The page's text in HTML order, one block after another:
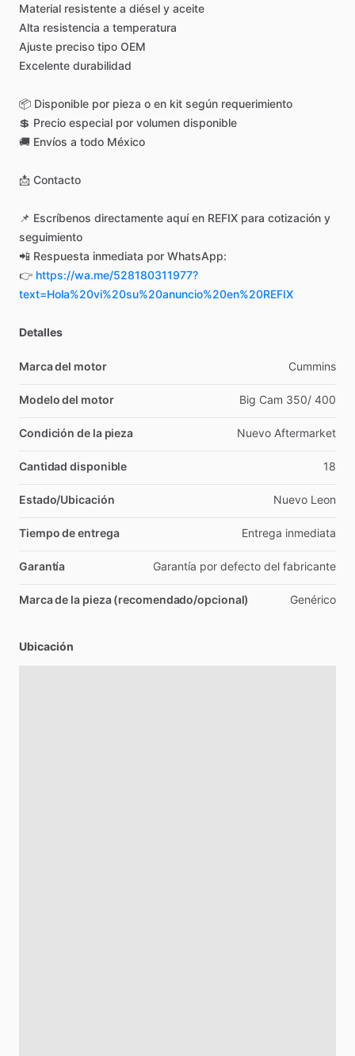
Material resistente a diésel y aceite
Alta resistencia a temperatura
Ajuste preciso tipo OEM
Excelente durabilidad
📦 Disponible por pieza o en kit según requerimiento
💲 Precio especial por volumen disponible
🚚 Envíos a todo México
📩 Contacto
📌 Escríbenos directamente aquí en REFIX para cotización y
seguimiento
📲 Respuesta inmediata por WhatsApp:
👉 https://wa.me/528180311977?
text=Hola%20vi%20su%20anuncio%20en%20REFIX
Detalles
Marca del motor Cummins
Modelo del motor Big Cam 350​/​ 400
Condición de la pieza Nuevo Aftermarket
Cantidad disponible 18
Estado/Ubicación Nuevo Leon
Tiempo de entrega Entrega inmediata
Garantía Garantía por defecto del fabricante
Marca de la pieza (recomendado/opcional) Genérico
Ubicación